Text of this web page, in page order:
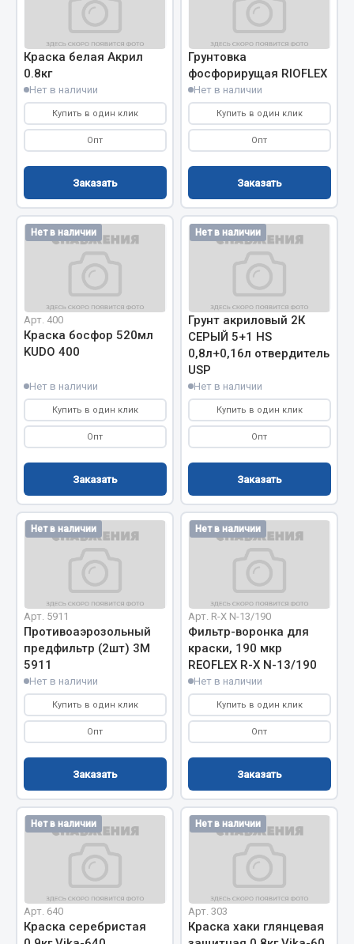
Амортизаторы для полуприцепов
Весь раздел
Запчасти КамАЗ
Двигатель
Система питания
Система выпуска газа
Система охлаждения
Коробка передач ZF
Показать ещё
Запчасти МАЗ
Система питания
Подвеска
Тормозная система
Двери
Показать ещё
Весь раздел
Запчасти Урал
Двигатель
Мост задний
Система охлаждения
Показать ещё
Весь раздел
Краска белая Акрил
0.8кг
Нет в наличии
Купить в один клик
Опт
Заказать
Грунтовка
фосфорирущая RIOFLEX
Нет в наличии
Купить в один клик
Опт
Заказать
Нет в наличии
Арт. 400
Краска босфор 520мл
KUDO 400
Нет в наличии
Купить в один клик
Опт
Заказать
Нет в наличии
Грунт акриловый 2К
СЕРЫЙ 5+1 HS
0,8л+0,16л отвердитель
USP
Нет в наличии
Купить в один клик
Опт
Заказать
Нет в наличии
Арт. 5911
Противоаэрозольный
предфильтр (2шт) 3М
5911
Нет в наличии
Купить в один клик
Опт
Заказать
Нет в наличии
Арт. R-X N-13/190
Фильтр-воронка для
краски, 190 мкр
REOFLEX R-X N-13/190
Нет в наличии
Купить в один клик
Опт
Заказать
Нет в наличии
Арт. 640
Краска серебристая
Нет в наличии
Арт. 303
Краска хаки глянцевая